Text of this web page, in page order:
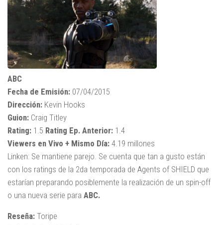
ABC
Fecha de Emisión: 07/04/2015
Dirección: Kevin Hooks
Guion: Craig Titley
Rating: 1.5 Rating Ep. Anterior: 1.4
Viewers en Vivo + Mismo Día: 4.19 millones
Linken: Se mantiene parejo. Se cuenta que tan a gusto están
con los ratings de la 2da temporada de Agents of SHIELD que
estarían preparando posiblemente la realización de un spin-off
o una nueva serie para ABC.
Reseña: Toripe